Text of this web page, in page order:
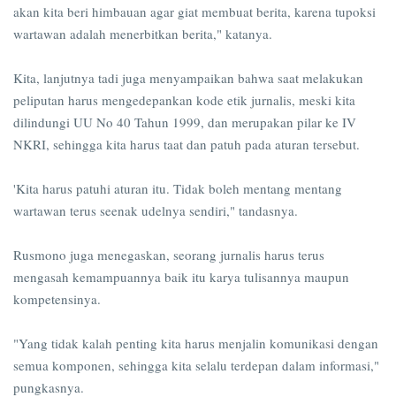
akan kita beri himbauan agar giat membuat berita, karena tupoksi
wartawan adalah menerbitkan berita," katanya.
Kita, lanjutnya tadi juga menyampaikan bahwa saat melakukan
peliputan harus mengedepankan kode etik jurnalis, meski kita
dilindungi UU No 40 Tahun 1999, dan merupakan pilar ke IV
NKRI, sehingga kita harus taat dan patuh pada aturan tersebut.
'Kita harus patuhi aturan itu. Tidak boleh mentang mentang
wartawan terus seenak udelnya sendiri," tandasnya.
Rusmono juga menegaskan, seorang jurnalis harus terus
mengasah kemampuannya baik itu karya tulisannya maupun
kompetensinya.
"Yang tidak kalah penting kita harus menjalin komunikasi dengan
semua komponen, sehingga kita selalu terdepan dalam informasi,"
pungkasnya.